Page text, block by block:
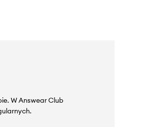
W Answear Club